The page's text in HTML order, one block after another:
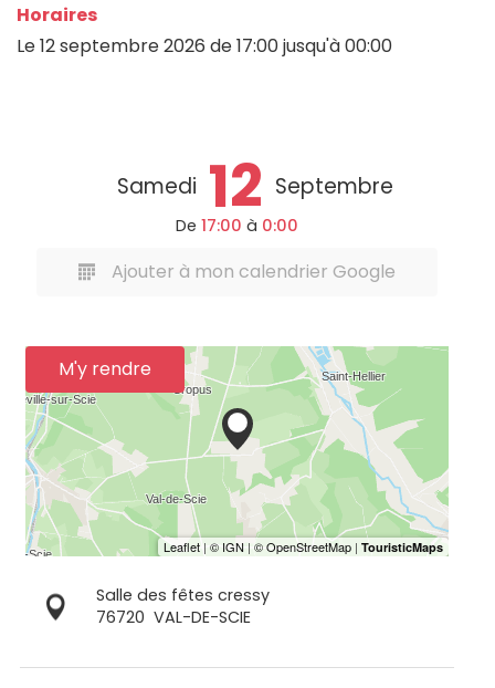
Horaires
Le12 septembre 2026 de 17:00 jusqu'à 00:00
Samedi 12 Septembre
De 17:00 à 0:00
Ajouter à mon calendrier Google
M'y rendre
Salle des fêtes cressy
76720 VAL-DE-SCIE